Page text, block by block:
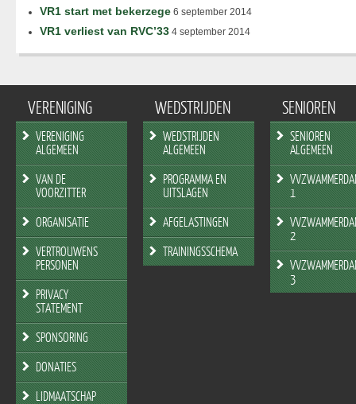
VR1 start met bekerzege 6 september 2014
VR1 verliest van RVC’33 4 september 2014
VERENIGING
VERENIGING
ALGEMEEN
VAN DE
VOORZITTER
ORGANISATIE
VERTROUWENS
PERSONEN
PRIVACY
STATEMENT
SPONSORING
DONATIES
LIDMAATSCHAP
WEDSTRIJDEN
WEDSTRIJDEN
ALGEMEEN
PROGRAMMA EN
UITSLAGEN
AFGELASTINGEN
TRAININGSSCHEMA
SENIOREN
SENIOREN
ALGEMEEN
1
2
3